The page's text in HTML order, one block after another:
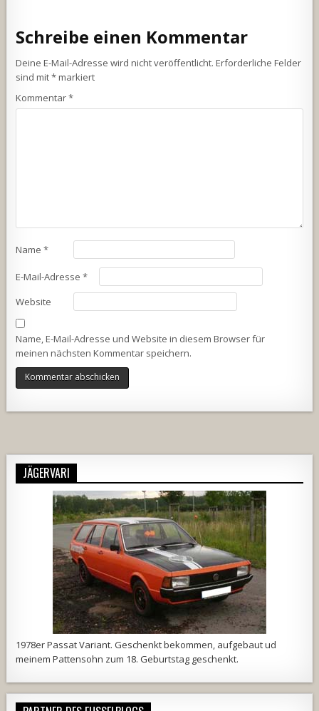
Schreibe einen Kommentar
Deine E-Mail-Adresse wird nicht veröffentlicht. Erforderliche Felder
sind mit*markiert
Kommentar*
Name*
E-Mail-Adresse*
Website
Name, E-Mail-Adresse und Website in diesem Browser für
meinen nächsten Kommentar speichern.
JÄGERVARI
1978er Passat Variant. Geschenkt bekommen, aufgebaut ud
meinem Pattensohn zum 18. Geburtstag geschenkt.